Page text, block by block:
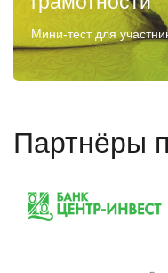
Мини-тест для
Партнёры